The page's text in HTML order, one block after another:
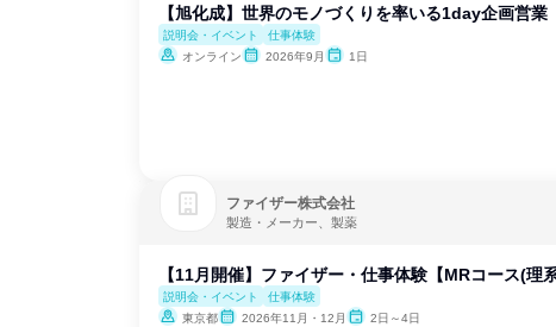
【旭化成】世界のモノづくりを率いる1day企画営業
説明会・イベント
仕事体験
オンライン
2026年9月 1日
ファイザー株式会社
製造・メーカー、製薬
【11月開催】ファイザー・仕事体験【MRコース(理系
説明会・イベント
仕事体験
東京都
2026年11月・12月 2日～4日